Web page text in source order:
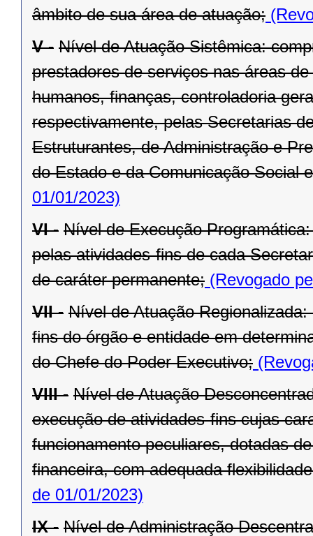
âmbito de sua área de atuação;
V - Nível de Atuação Sistêmica:
prestadores de serviços nas áreas
humanos, finanças, controladoria
respectivamente, pelas Secretarias
Estruturantes, de Administração e
do Estado e da Comunicação Social
01/01/2023)
VI - Nível de Execução
pelas atividades-fins de cada
de caráter permanente; (Revogado
VII - Nível de Atuação
fins do órgão e entidade em
do Chefe do Poder Executivo;
VIII - Nível de Atuação
execução de atividades-fins cujas
funcionamento peculiares, dotadas
financeira, com adequada
de 01/01/2023)
IX - Nível de Administração